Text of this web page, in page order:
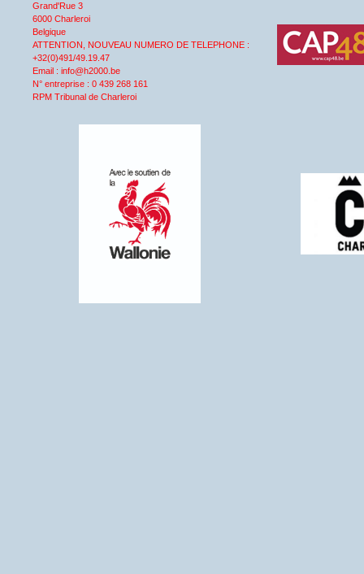
Grand'Rue 3
6000 Charleroi
Belgique
ATTENTION, NOUVEAU NUMERO DE TELEPHONE :
+32(0)491/49.19.47
Email : info@h2000.be
N° entreprise : 0 439 268 161
RPM Tribunal de Charleroi